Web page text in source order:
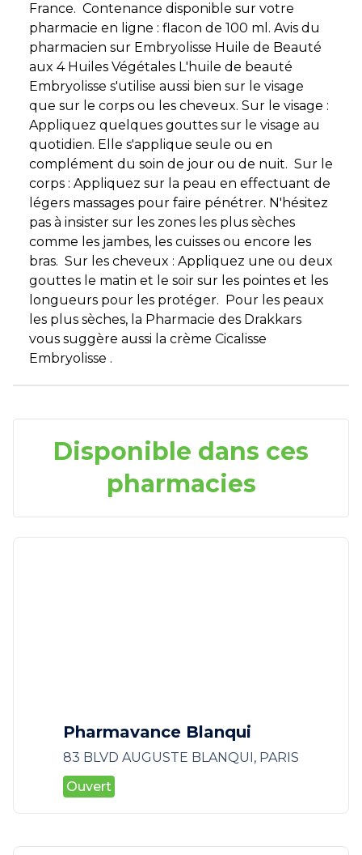
France. Contenance disponible sur votre
pharmacie en ligne : flacon de 100 ml. Avis du
pharmacien sur Embryolisse Huile de Beauté
aux 4 Huiles Végétales L'huile de beauté
Embryolisse s'utilise aussi bien sur le visage
que sur le corps ou les cheveux. Sur le visage :
Appliquez quelques gouttes sur le visage au
quotidien. Elle s'applique seule ou en
complément du soin de jour ou de nuit. Sur le
corps : Appliquez sur la peau en effectuant de
légers massages pour faire pénétrer. N'hésitez
pas à insister sur les zones les plus sèches
comme les jambes, les cuisses ou encore les
bras. Sur les cheveux : Appliquez une ou deux
gouttes le matin et le soir sur les pointes et les
longueurs pour les protéger. Pour les peaux
les plus sèches, la Pharmacie des Drakkars
vous suggère aussi la crème Cicalisse
Embryolisse .
Disponible dans ces
pharmacies
Pharmavance Blanqui
83 BLVD AUGUSTE BLANQUI, PARIS
Ouvert